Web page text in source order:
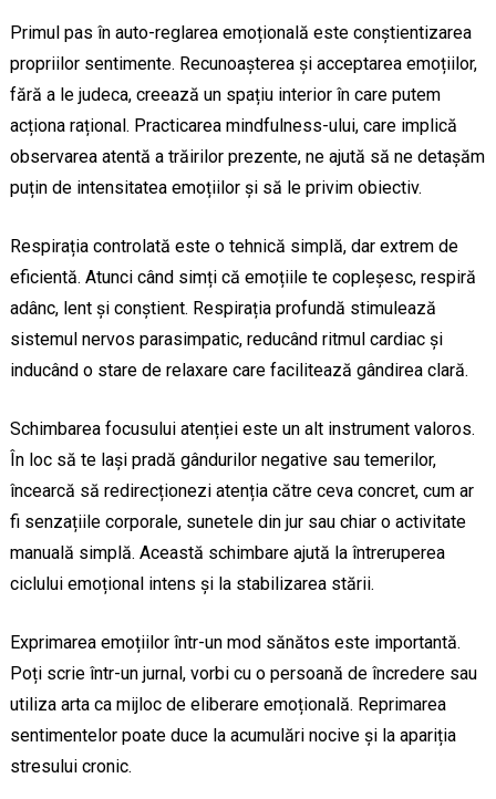
Primul pas în auto-reglarea emoțională este conștientizarea
propriilor sentimente. Recunoașterea și acceptarea emoțiilor,
fără a le judeca, creează un spațiu interior în care putem
acționa rațional. Practicarea mindfulness-ului, care implică
observarea atentă a trăirilor prezente, ne ajută să ne detașăm
puțin de intensitatea emoțiilor și să le privim obiectiv.
Respirația controlată este o tehnică simplă, dar extrem de
eficientă. Atunci când simți că emoțiile te copleșesc, respiră
adânc, lent și conștient. Respirația profundă stimulează
sistemul nervos parasimpatic, reducând ritmul cardiac și
inducând o stare de relaxare care facilitează gândirea clară.
Schimbarea focusului atenției este un alt instrument valoros.
În loc să te lași pradă gândurilor negative sau temerilor,
încearcă să redirecționezi atenția către ceva concret, cum ar
fi senzațiile corporale, sunetele din jur sau chiar o activitate
manuală simplă. Această schimbare ajută la întreruperea
ciclului emoțional intens și la stabilizarea stării.
Exprimarea emoțiilor într-un mod sănătos este importantă.
Poți scrie într-un jurnal, vorbi cu o persoană de încredere sau
utiliza arta ca mijloc de eliberare emoțională. Reprimarea
sentimentelor poate duce la acumulări nocive și la apariția
stresului cronic.